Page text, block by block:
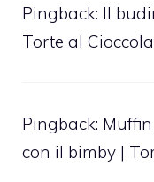
Pingback: Il
Torte al
Pingback:
con il bimby |